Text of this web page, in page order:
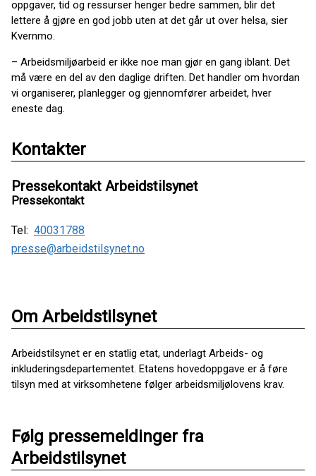
oppgaver, tid og ressurser henger bedre sammen, blir det
lettere å gjøre en god jobb uten at det går ut over helsa, sier
Kvernmo.
– Arbeidsmiljøarbeid er ikke noe man gjør en gang iblant. Det
må være en del av den daglige driften. Det handler om hvordan
vi organiserer, planlegger og gjennomfører arbeidet, hver
eneste dag.
Kontakter
Pressekontakt Arbeidstilsynet
Pressekontakt
Tel: 40031788
presse@arbeidstilsynet.no
Om Arbeidstilsynet
Arbeidstilsynet er en statlig etat, underlagt Arbeids- og
inkluderingsdepartementet. Etatens hovedoppgave er å føre
tilsyn med at virksomhetene følger arbeidsmiljølovens krav.
Følg pressemeldinger fra
Arbeidstilsynet